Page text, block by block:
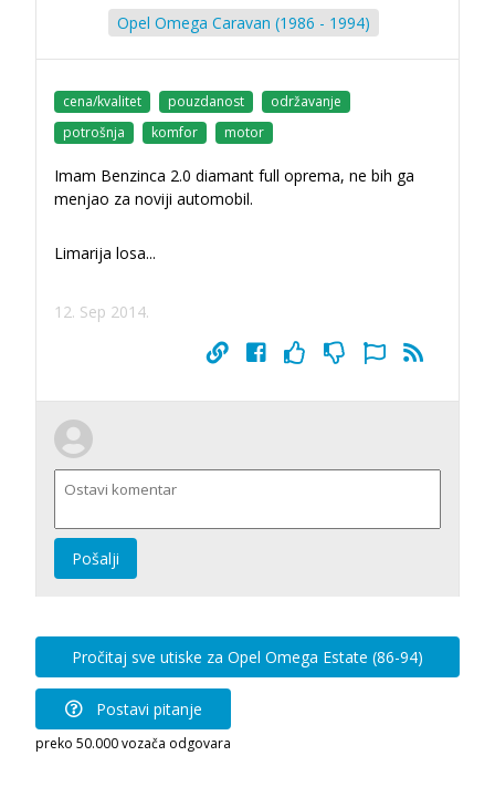
Opel Omega Caravan (1986 - 1994)
cena/kvalitet pouzdanost
održavanje
potrošnja
komfor motor
Imam Benzinca 2.0 diamant full oprema, ne bih ga
menjao za noviji automobil.
Limarija losa...
12. Sep 2014.
Pošalji
Pročitaj sve utiske za Opel Omega Estate (86-94)
Postavi pitanje
preko 50.000 vozača odgovara